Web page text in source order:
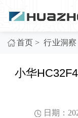
首页 > 行业洞察
小华
日期：